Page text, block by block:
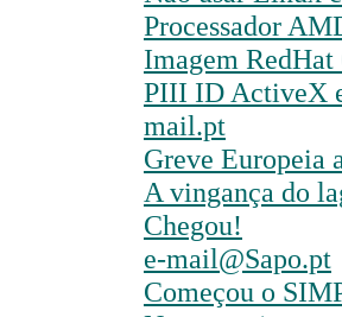
Processador
Imagem
PIII ID ActiveX
mail.pt
Greve Europeia
A vingança do
Chegou!
e-mail@Sapo.pt
Começou o